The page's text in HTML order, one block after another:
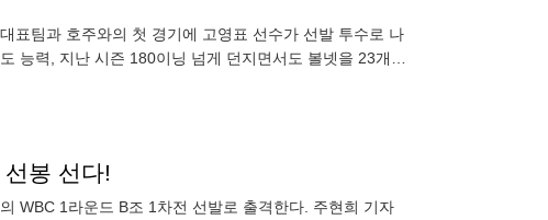
표팀과 호주와의 첫 경기에 고영표 선수가 선발 투수로 나
능력, 지난 시즌 180이닝 넘게 던지면서도 볼넷을 23개밖
봉 선다!
WBC 1라운드 B조 1차전 선발로 출격한다. 주현희 기자